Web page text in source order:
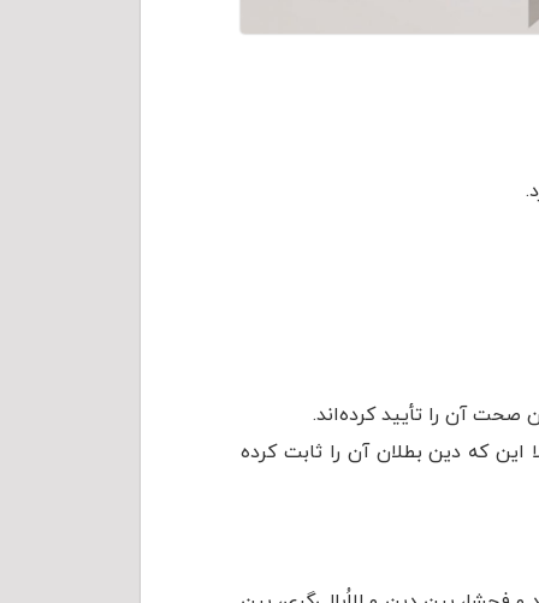
صحت آن را تأیید کرده‌اند.
این که دین بطلان آن را ثابت کرده